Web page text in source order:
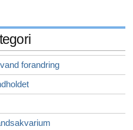
forandring